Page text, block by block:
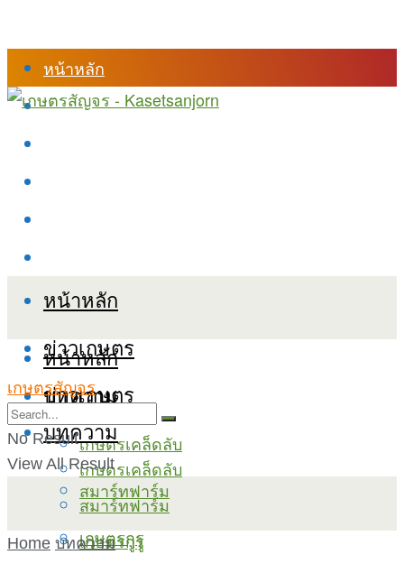
หน้าหลัก
ร้านค้า
หน้าหลัก
ข่าวเกษตร
บทความ
เกษตรเคล็ดลับ
สมาร์ทฟาร์ม
เกษตรกูรู
หน้าหลัก
ข่าวเกษตร
บทความ
เกษตรเคล็ดลับ
สมาร์ทฟาร์ม
เกษตรกูรู
เกษตรสัญจร
No Result
View All Result
Home บทความ